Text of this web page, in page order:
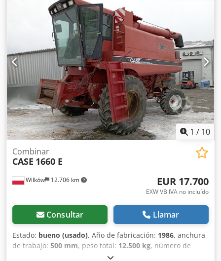
1 / 10
Wilków 12.706 km
Combinar
CASE 1660 E
EUR 17.700
EXW VB IVA no incluído
Consultar Llamar
Estado: bueno (usado), Año de fabricación: 1986, anchura
de trabajo: 500 mm, peso total: 12.500 kg, número de
, CASE IH 1660 flujo axial